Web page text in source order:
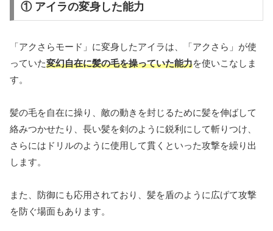
① アイラの変身した能力
「アクさらモード」に変身したアイラは、「アクさら」が使
っていた変幻自在に髪の毛を操っていた能力を使いこなしま
す。
髪の毛を自在に操り、敵の動きを封じるために髪を伸ばして
絡みつかせたり、長い髪を剣のように鋭利にして斬りつけ、
さらにはドリルのように使用して貫くといった攻撃を繰り出
します。
また、防御にも応用されており、髪を盾のように広げて攻撃
を防ぐ場面もあります。